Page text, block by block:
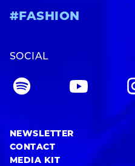
#FASHION
SOCIAL
NEWSLETTER
CONTACT
MEDIA KIT